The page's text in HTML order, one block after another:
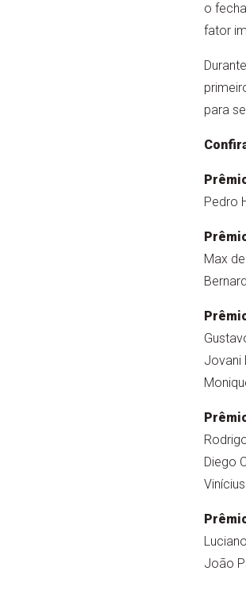
o
fator
para
Pedro
Max
Jovani
Diego
João